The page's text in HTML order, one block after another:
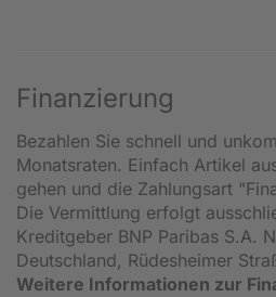
Finanzierung
Bezahlen Sie schnell und
Monatsraten. Einfach Artikel
gehen und die Zahlungsart
Die Vermittlung erfolgt
Kreditgeber BNP Paribas S.A.
Deutschland, Rüdesheimer
Weitere Informationen zur